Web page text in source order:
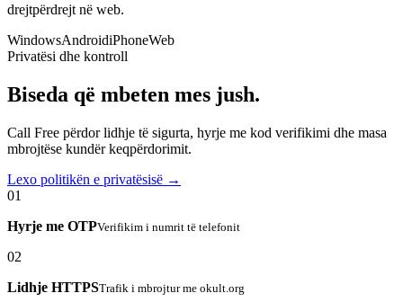
drejtpërdrejt në web.
WindowsAndroidiPhoneWeb
Privatësi dhe kontroll
Biseda që mbeten mes jush.
Call Free përdor lidhje të sigurta, hyrje me kod verifikimi dhe masa
mbrojtëse kundër keqpërdorimit.
Lexo politikën e privatësisë →
01
Hyrje me OTPVerifikim i numrit të telefonit
02
Lidhje HTTPSTrafik i mbrojtur me okult.org